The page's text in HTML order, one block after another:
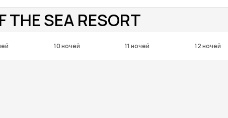
SEA RESORT
10 ночей 11 ночей 12 ночей